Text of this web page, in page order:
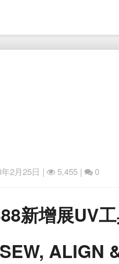
2月25日 | 5,455 | 0
H16.5.388
新
展
UV
新增展UV
ALIGN